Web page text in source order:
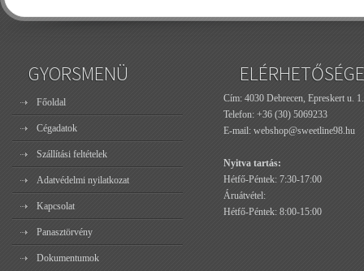
GYORSMENÜ
Főoldal
Cégadatok
Szállítási feltételek
Adatvédelmi nyilatkozat
Kapcsolat
Panasztörvény
Dokumentumok
Cím: 4030 Debrecen, Epreskert u. 1.
Telefon: +36 (30) 5069233
E-mail: webshop@sweetline98.hu
Nyitva tartás:
Hétfő-Péntek: 7:30-17:00
Áruátvétel:
Hétfő-Péntek: 8:00-15:00